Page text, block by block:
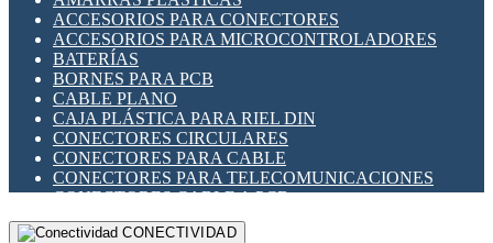
INDICADORES PARA PANEL
INTERFACES DE RELÉ
INTERRUPTORES FIN DE CARRERA
LLAVES CONMUTADORAS
MEDIDORES DE ENERGÍA Y TC'S DE CORRIENTE
MOTORES PASO A PASO
PANTALLAS HMI
PLC -CONTROLADORES LÓGICO PROGRAMABLES
PROGRAMADORES DE HORARIO
RELÉS DE PROTECCIÓN
ACCESORIOS PARA CONECTORES
ACCESORIOS PARA MICROCONTROLADORES
BATERÍAS
BORNES PARA PCB
CABLE PLANO
CAJA PLÁSTICA PARA RIEL DIN
CONECTORES CIRCULARES
CONECTORES PARA CABLE
CONECTORES PARA TELECOMUNICACIONES
CONECTORES CABLE A PCB
CONECTORES PCB A CABLE
DIP SWITCHESCONECTIVIDAD